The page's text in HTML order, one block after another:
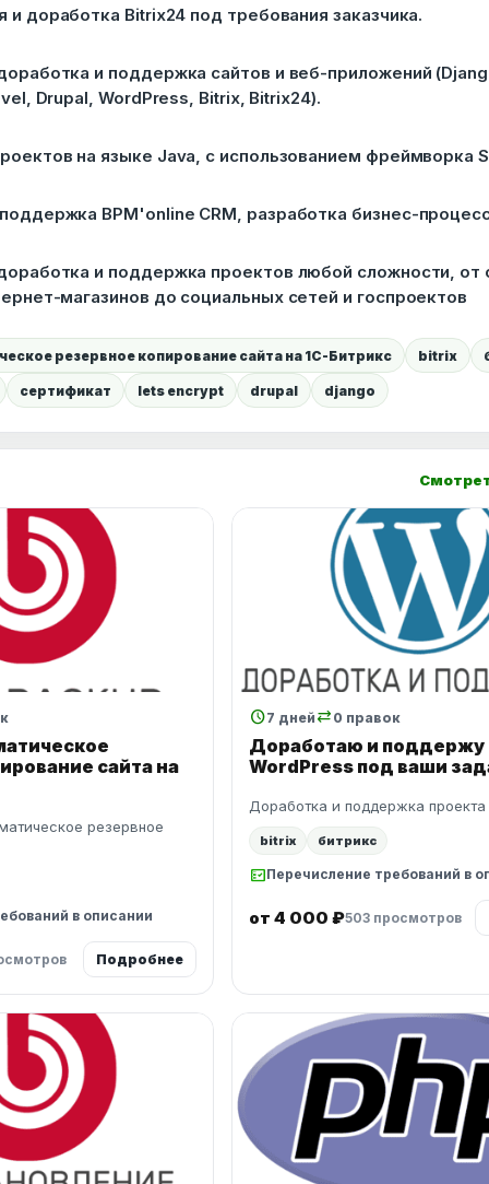
и доработка Bitrix24 под требования заказчика.
и поддержка сайтов и веб-приложений
Drupal, WordPress, Bitrix, Bitrix24).
на языке Java, с использованием фреймворка
BPM'online CRM, разработка бизнес-
и поддержка проектов любой сложности, от
магазинов до социальных сетей и госпроектов
резервное копирование сайта на 1С-Битрикс bitrix
сертификат lets encrypt drupal django
сайта на
резервное
в описании
Подробнее
schedule7 дней sync_alt 0 правок
Доработаю и поддержу
WordPress под ваши
Доработка и поддержка
bitrix битрикс
fact_checkПеречисление требований в
от 4 000 ₽503 просмотров